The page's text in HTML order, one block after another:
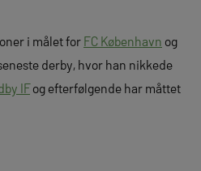
i målet for FC København og
derby, hvor han nikkede
IFog efterfølgende har måttet